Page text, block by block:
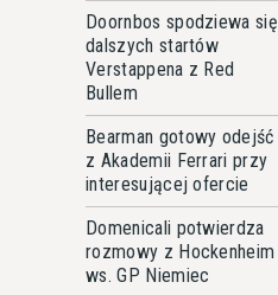
Doornbos spodziewa się
dalszych startów
Verstappena z Red
Bullem
Bearman gotowy odejść
z Akademii Ferrari przy
interesującej ofercie
Domenicali potwierdza
rozmowy z Hockenheim
ws. GP Niemiec